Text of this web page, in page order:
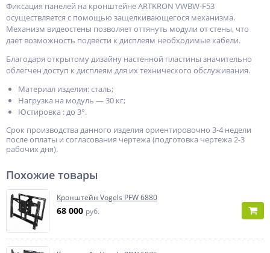
Фиксация панелей на кронштейне ARTKRON VWBW-F53
осуществляется с помощью защелкивающегося механизма.
Механизм видеостены позволяет оттянуть модули от стены, что
дает возможность подвести к дисплеям необходимые кабели.
Благодаря открытому дизайну настенной пластины значительно
облегчен доступ к дисплеям для их технического обслуживания.
Материал изделия: сталь;
Нагрузка на модуль — 30 кг;
Юстировка : до 3°.
Срок производства данного изделия ориентировочно 3-4 недели
после оплаты и согласования чертежа (подготовка чертежа 2-3
рабочих дня).
Похожие товары
Кронштейн Vogels PFW 6880
68 000 руб.